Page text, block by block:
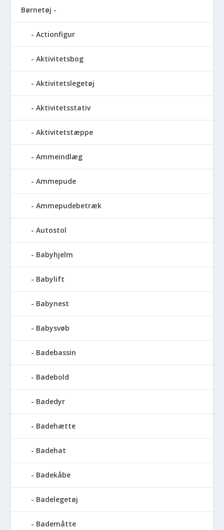
Børnetøj -
Actionfigur
Aktivitetsbog
Aktivitetslegetøj
Aktivitetsstativ
Aktivitetstæppe
Ammeindlæg
Ammepude
Ammepudebetræk
Autostol
Babyhjelm
Babylift
Babynest
Babysvøb
Badebassin
Badebold
Badedyr
Badehætte
Badehat
Badekåbe
Badelegetøj
Bademåtte